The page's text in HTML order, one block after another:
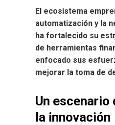
El ecosistema
automatización y la
ha fortalecido su
de herramientas
enfocado sus
mejorar la toma de
Un
la innovación